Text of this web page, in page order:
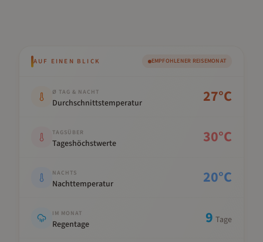
AUF EINEN BLICK EMPFOHLENER REISEMONAT
Ø TAG & NACHT
Durchschnittstemperatur 27°C
TAGSÜBER
Tageshöchstwerte 30°C
NACHTS
Nachttemperatur 20°C
IM MONAT
Regentage 9 Tage